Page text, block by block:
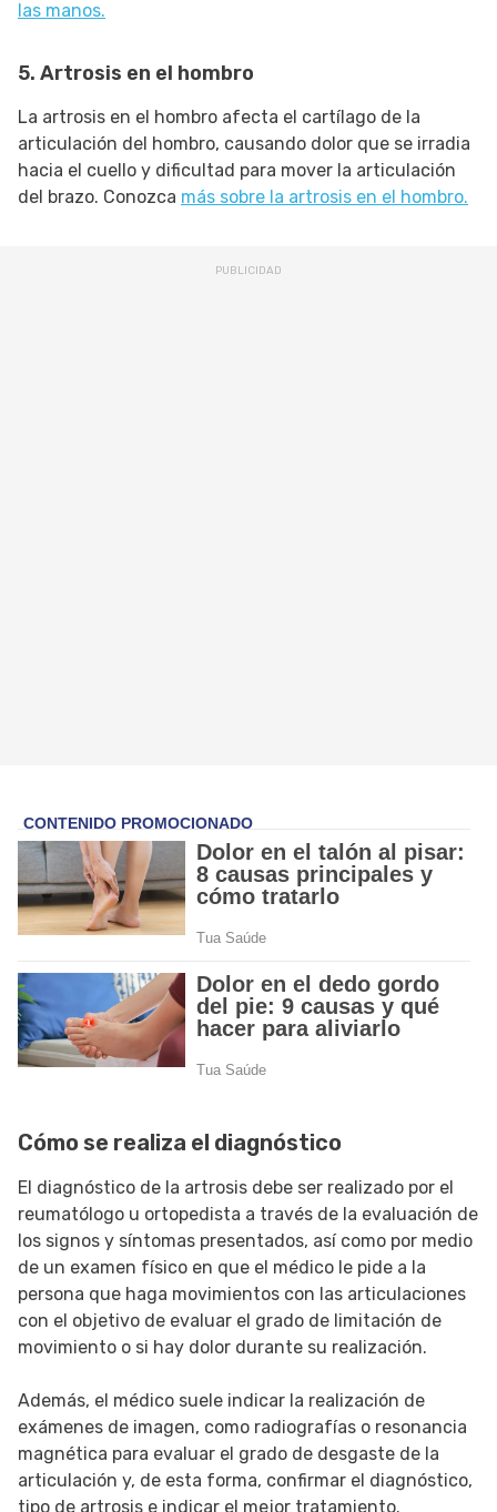
las manos.
5. Artrosis en el hombro
La artrosis en el hombro afecta el cartílago de la
articulación del hombro, causando dolor que se irradia
hacia el cuello y dificultad para mover la articulación
del brazo. Conozca más sobre la artrosis en el hombro.
Cómo se realiza el diagnóstico
El diagnóstico de la artrosis debe ser realizado por el
reumatólogo u ortopedista a través de la evaluación de
los signos y síntomas presentados, así como por medio
de un examen físico en que el médico le pide a la
persona que haga movimientos con las articulaciones
con el objetivo de evaluar el grado de limitación de
movimiento o si hay dolor durante su realización.
Además, el médico suele indicar la realización de
exámenes de imagen, como radiografías o resonancia
magnética para evaluar el grado de desgaste de la
articulación y, de esta forma, confirmar el diagnóstico,
tipo de artrosis e indicar el mejor tratamiento.